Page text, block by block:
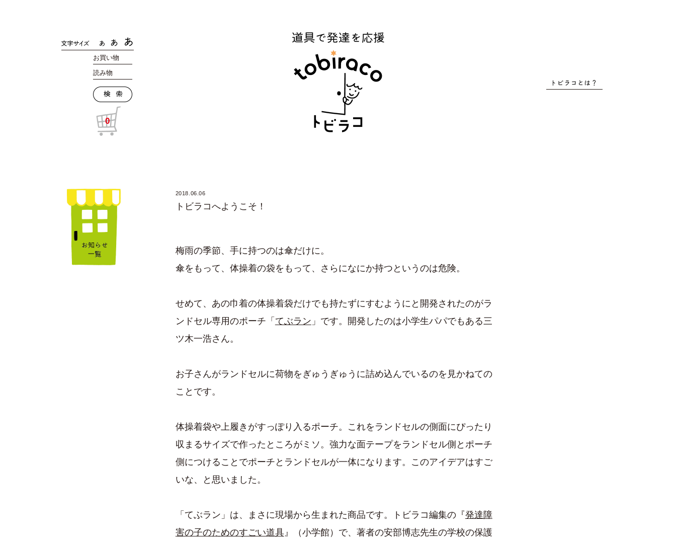
お買い物
読み物
0
2018.06.06
トビラコへようこそ！
梅雨の季節、手に持つのは傘だけに。
傘をもって、体操着の袋をもって、さらになにか持つというのは危険。
せめて、あの巾着の体操着袋だけでも持たずにすむようにと開発されたのがラ
ンドセル専用のポーチ「 てぶラン 」です。開発したのは小学生パパでもある三
ツ木一浩さん。
お子さんがランドセルに荷物をぎゅうぎゅうに詰め込んでいるのを見かねての
ことです。
体操着袋や上履きがすっぽり入るポーチ。これをランドセルの側面にぴったり
収まるサイズで作ったところがミソ。強力な面テープをランドセル側とポーチ
側につけることでポーチとランドセルが一体になります。このアイデアはすご
いな、と思いました。
「てぶラン」は、まさに現場から生まれた商品です。トビラコ編集の『発達障
害の子のためのすごい道具』（小学館）で、著者の安部博志先生の学校の保護